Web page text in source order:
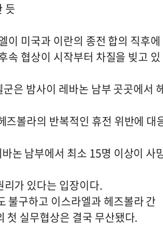
듯
이 미국과 이란의 종전 합의 직후에
속 협상이 시작부터 차질을 빚고 있
은 밤사이 레바논 남부 곳곳에서
즈볼라의 반복적인 휴전 위반에 대
논 남부에서 최소 15명 이상이 사
가 있다는 입장이다.
불구하고 이스라엘과 헤즈볼라 간
첫 실무협상은 결국 무산됐다.